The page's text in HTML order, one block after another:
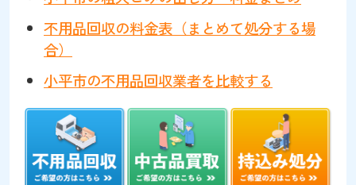
不用品回収の料金表（まとめて処分する場
合）
小平市の不用品回収業者を比較する